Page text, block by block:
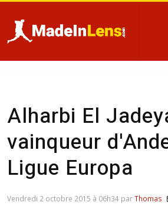
Alharbi El
vainqueur
Ligue Europa
Vendredi 2 octobre 2015 à 06h34 parThomas